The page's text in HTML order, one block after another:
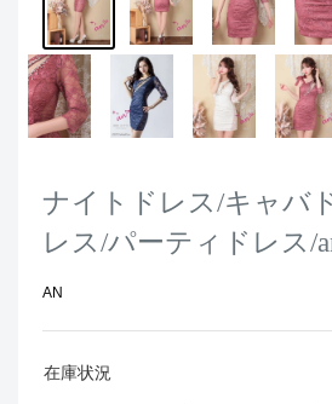
ナイトドレス/キャバ
レス/パーティドレス/
AN
在庫状況